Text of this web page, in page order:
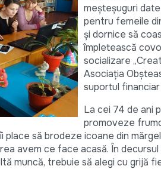
meșteșuguri
pentru femeile
și dornice să
împletească
socializare
Asociația
suportul financiar
La cei 74 de ani
promoveze
place să brodeze icoane din
avem ce face acasă. În
muncă, trebuie să alegi cu grijă